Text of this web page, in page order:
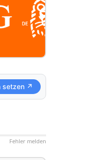
setzen ↗
Fehler melden